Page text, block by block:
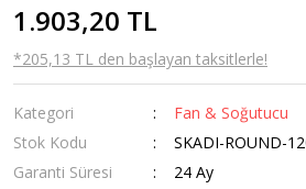
1.903,20 TL
*205,13 TL den başlayan taksitlerle!
Kategori
Fan & Soğutucu
Stok Kodu
SKADI-ROUND-
Garanti Süresi
24 Ay